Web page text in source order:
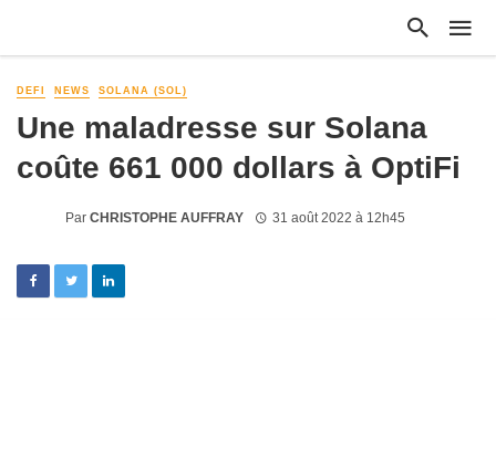
DEFI NEWS SOLANA (SOL)
Une maladresse sur Solana
coûte 661 000 dollars à OptiFi
Par CHRISTOPHE AUFFRAY 31 août 2022 à 12h45